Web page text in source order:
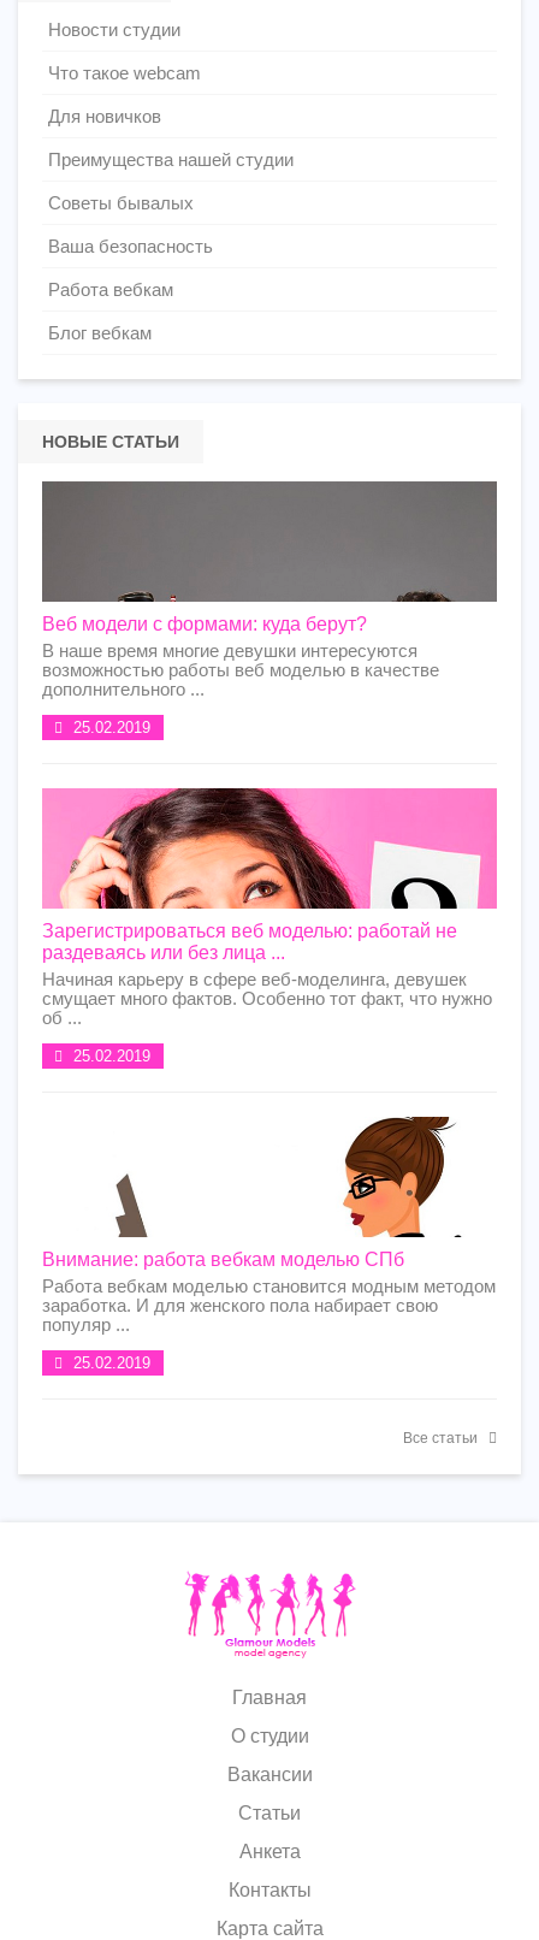
Новости студии
Что такое webcam
Для новичков
Преимущества нашей студии
Советы бывалых
Ваша безопасность
Работа вебкам
Блог вебкам
НОВЫЕ СТАТЬИ
Веб модели с формами: куда берут?
В наше время многие девушки интересуются
возможностью работы веб моделью в качестве
дополнительного ...
25.02.2019
Зарегистрироваться веб моделью: работай не
раздеваясь или без лица ...
Начиная карьеру в сфере веб-моделинга, девушек
смущает много фактов. Особенно тот факт, что нужно
об ...
25.02.2019
Внимание: работа вебкам моделью СПб
Работа вебкам моделью становится модным методом
заработка. И для женского пола набирает свою
популяр ...
25.02.2019
Все статьи
Главная
О студии
Вакансии
Статьи
Анкета
Контакты
Карта сайта